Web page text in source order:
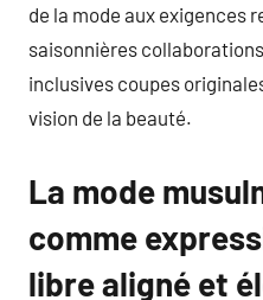
de la mode aux exigences
saisonnières
inclusives coupes
vision de la beauté.
La mode
comme
libre aligné et